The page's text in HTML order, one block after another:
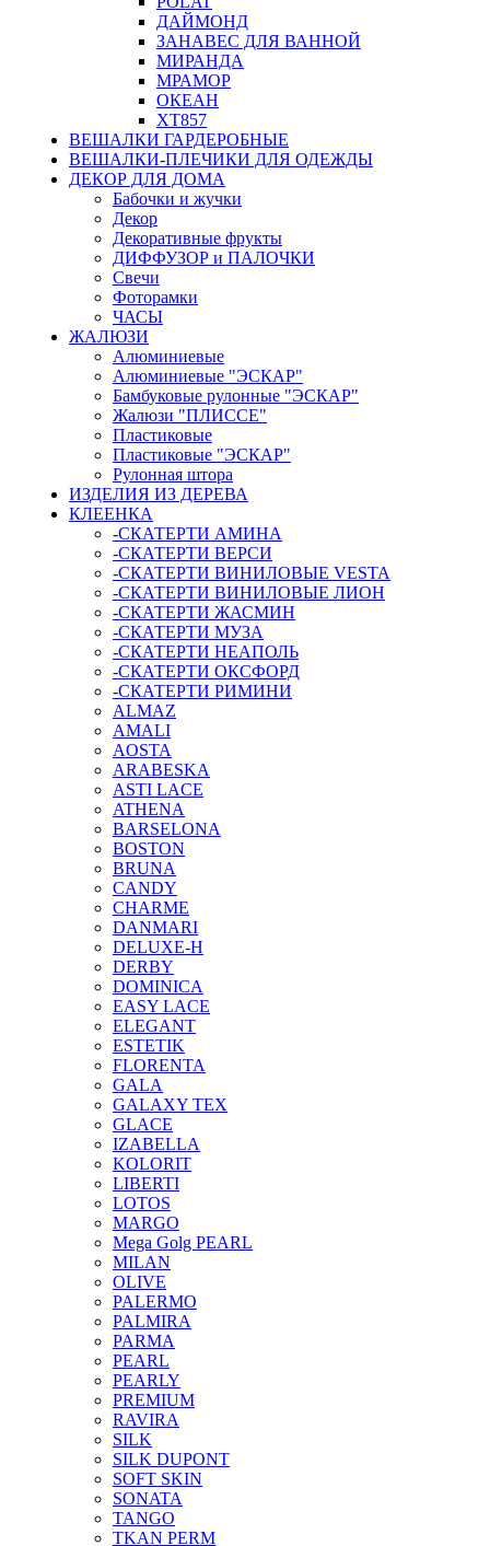
ДАЙМОНД
ЗАНАВЕС ДЛЯ ВАННОЙ
МИРАНДА
МРАМОР
ОКЕАН
ХТ857
ВЕШАЛКИ ГАРДЕРОБНЫЕ
ВЕШАЛКИ-ПЛЕЧИКИ ДЛЯ ОДЕЖДЫ
ДЕКОР ДЛЯ ДОМА
Бабочки и жучки
Декор
Декоративные фрукты
ДИФФУЗОР и ПАЛОЧКИ
Свечи
Фоторамки
ЧАСЫ
ЖАЛЮЗИ
Алюминиевые
Алюминиевые "ЭСКАР"
Бамбуковые рулонные "ЭСКАР"
Жалюзи "ПЛИССЕ"
Пластиковые
Пластиковые "ЭСКАР"
Рулонная штора
ИЗДЕЛИЯ ИЗ ДЕРЕВА
КЛЕЕНКА
-СКАТЕРТИ АМИНА
-СКАТЕРТИ ВЕРСИ
-СКАТЕРТИ ВИНИЛОВЫЕ VESTA
-СКАТЕРТИ ВИНИЛОВЫЕ ЛИОН
-СКАТЕРТИ ЖАСМИН
-СКАТЕРТИ МУЗА
-СКАТЕРТИ НЕАПОЛЬ
-СКАТЕРТИ ОКСФОРД
-СКАТЕРТИ РИМИНИ
ALMAZ
AMALI
AOSTA
ARABESKA
ASTI LACE
ATHENA
BARSELONA
BOSTON
BRUNA
CANDY
CHARME
DANMARI
DELUXE-H
DERBY
DOMINICA
EASY LACE
ELEGANT
ESTETIK
FLORENTA
GALA
GALAXY TEX
GLACE
IZABELLA
KOLORIT
LIBERTI
LOTOS
MARGO
Mega Golg PEARL
MILAN
OLIVE
PALERMO
PALMIRA
PARMA
PEARL
PEARLY
PREMIUM
RAVIRA
SILK
SILK DUPONT
SOFT SKIN
SONATA
TANGO
TKAN PERM